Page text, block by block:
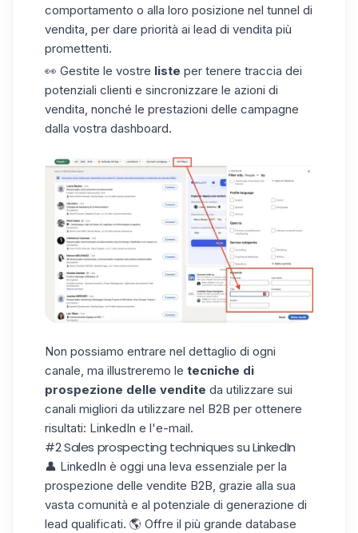
comportamento o alla loro posizione nel tunnel di
vendita, per dare priorità ai lead di vendita più
promettenti.
👀 Gestite le vostre liste per tenere traccia dei
potenziali clienti e sincronizzare le azioni di
vendita, nonché le prestazioni delle campagne
dalla vostra dashboard.
Non possiamo entrare nel dettaglio di ogni
canale, ma illustreremo le tecniche di
prospezione delle vendite da utilizzare sui
canali migliori da utilizzare nel B2B per ottenere
risultati: LinkedIn e l'e-mail.
#2 Sales prospecting techniques su LinkedIn
👤 LinkedIn è oggi una leva essenziale per la
prospezione delle vendite B2B, grazie alla sua
vasta comunità e al potenziale di generazione di
lead qualificati. 🌎 Offre il più grande database